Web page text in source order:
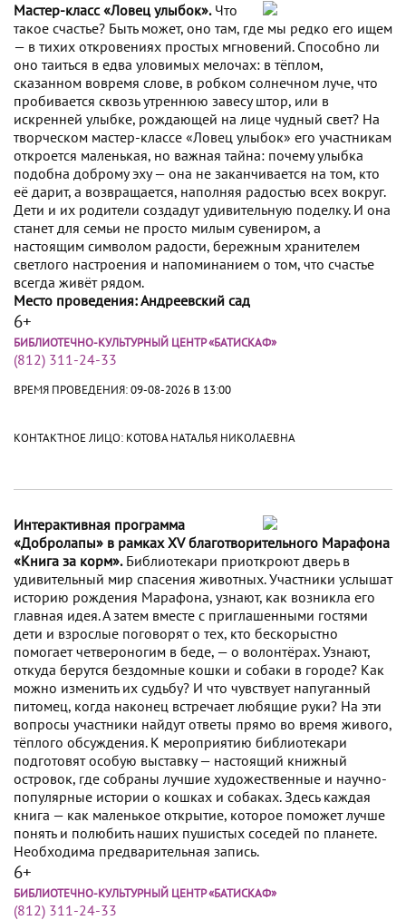
Мастер-класс «Ловец улыбок».Что
такое счастье? Быть может, оно там, где мы редко его ищем
— в тихих откровениях простых мгновений. Способно ли
оно таиться в едва уловимых мелочах: в тёплом,
сказанном вовремя слове, в робком солнечном луче, что
пробивается сквозь утреннюю завесу штор, или в
искренней улыбке, рождающей на лице чудный свет? На
творческом мастер-классе «Ловец улыбок» его участникам
откроется маленькая, но важная тайна: почему улыбка
подобна доброму эху — она не заканчивается на том, кто
её дарит, а возвращается, наполняя радостью всех вокруг.
Дети и их родители создадут удивительную поделку. И она
станет для семьи не просто милым сувениром, а
настоящим символом радости, бережным хранителем
светлого настроения и напоминанием о том, что счастье
всегда живёт рядом.
Место проведения: Андреевский сад
6+
БИБЛИОТЕЧНО-КУЛЬТУРНЫЙ ЦЕНТР «БАТИСКАФ»
(812) 311-24-33
ВРЕМЯ ПРОВЕДЕНИЯ:09-08-2026 В 13:00
КОНТАКТНОЕ ЛИЦО: КОТОВА НАТАЛЬЯ НИКОЛАЕВНА
Интерактивная программа
«Добролапы» в рамках XV благотворительного Марафона
«Книга за корм».Библиотекари приоткроют дверь в
удивительный мир спасения животных. Участники услышат
историю рождения Марафона, узнают, как возникла его
главная идея. А затем вместе с приглашенными гостями
дети и взрослые поговорят о тех, кто бескорыстно
помогает четвероногим в беде, — о волонтёрах. Узнают,
откуда берутся бездомные кошки и собаки в городе? Как
можно изменить их судьбу? И что чувствует напуганный
питомец, когда наконец встречает любящие руки? На эти
вопросы участники найдут ответы прямо во время живого,
тёплого обсуждения. К мероприятию библиотекари
подготовят особую выставку — настоящий книжный
островок, где собраны лучшие художественные и научно-
популярные истории о кошках и собаках. Здесь каждая
книга — как маленькое открытие, которое поможет лучше
понять и полюбить наших пушистых соседей по планете.
Необходима предварительная запись.
6+
БИБЛИОТЕЧНО-КУЛЬТУРНЫЙ ЦЕНТР «БАТИСКАФ»
(812) 311-24-33